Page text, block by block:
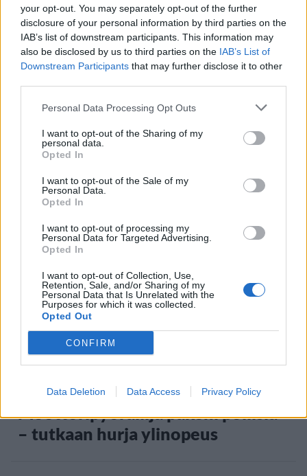
your opt-out. You may separately opt-out of the further
disclosure of your personal information by third parties on the
IAB’s list of downstream participants. This information may
also be disclosed by us to third parties on the IAB’s List of
Downstream Participants that may further disclose it to other
Personal Data Processing Opt Outs
I want to opt-out of the Sharing of my
personal data.
Opted In
I want to opt-out of the Sale of my
Personal Data.
Opted In
I want to opt-out of processing my
Personal Data for Targeted Advertising.
Opted In
I want to opt-out of Collection, Use,
Retention, Sale, and/or Sharing of my
Personal Data that Is Unrelated with the
Purposes for which it was collected.
Opted Out
CONFIRM
Data Deletion Data Access Privacy Policy
3
UUTISET
F/A-18 Hornet jyrähtää ylilennolle
Jyväskylässä – katuja suljetaan
4
UUTISET
Moottoripyöräilijä pakeni poliisia
– tutkaan hurja ylinopeus